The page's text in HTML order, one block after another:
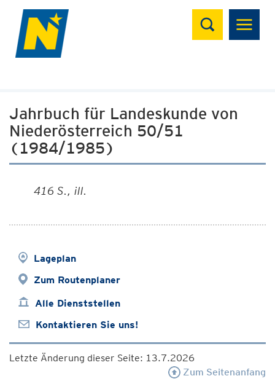
Suchen
Jahrbuch für Landeskunde von
Niederösterreich 50/51
(1984/1985)
416 S., ill.
Lageplan
Zum Routenplaner
Alle Dienststellen
Kontaktieren Sie uns!
Letzte Änderung dieser Seite: 13.7.2026
Zum Seitenanfang